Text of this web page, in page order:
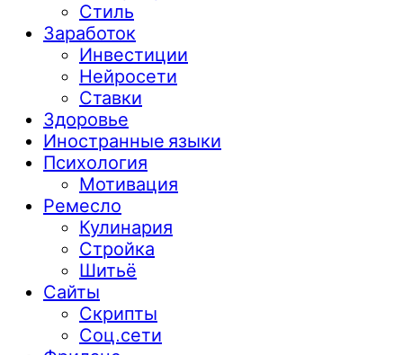
Стиль
Заработок
Инвестиции
Нейросети
Ставки
Здоровье
Иностранные языки
Психология
Мотивация
Ремесло
Кулинария
Стройка
Шитьё
Сайты
Скрипты
Соц.сети